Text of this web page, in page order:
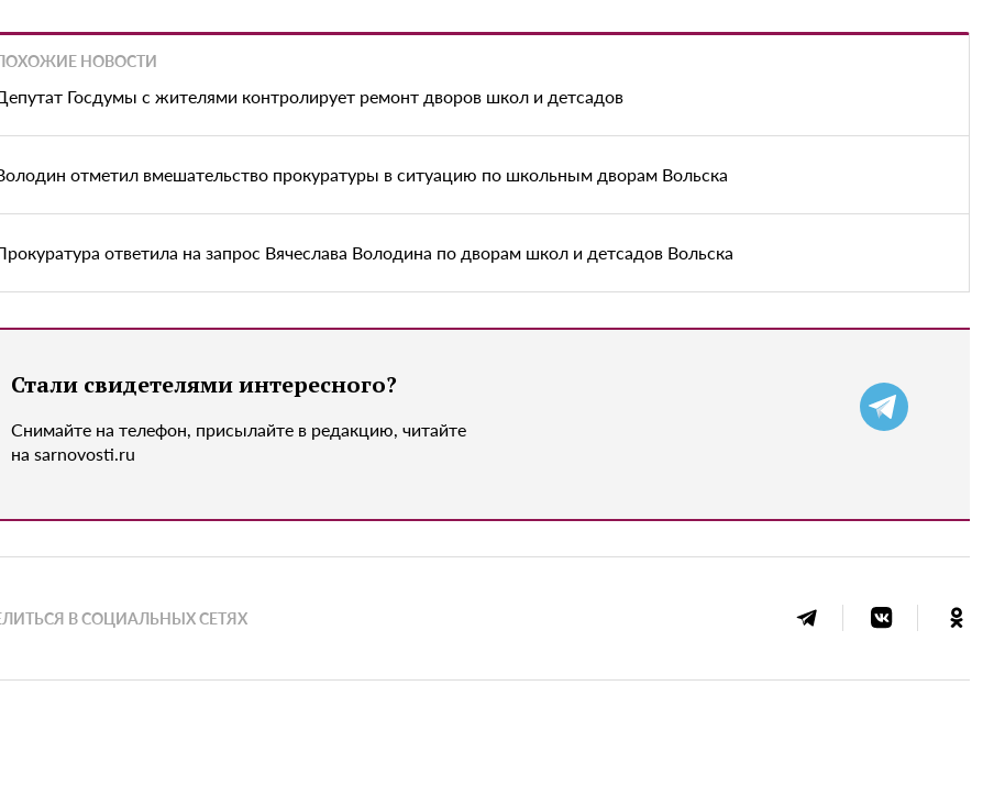
НОВОСТИ
Госдумы с жителями контролирует ремонт дворов школ и детсадов
отметил вмешательство прокуратуры в ситуацию по школьным дворам Вольска
ответила на запрос Вячеслава Володина по дворам школ и детсадов Вольска
Стали свидетелями интересного?
Снимайте на телефон, присылайте в редакцию, читайте
на sarnovosti.ru
В СОЦИАЛЬНЫХ СЕТЯХ